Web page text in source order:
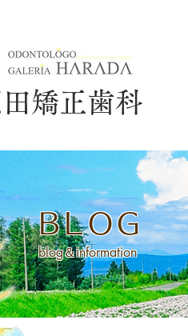
矯正歯科
BLOG
blog＆information